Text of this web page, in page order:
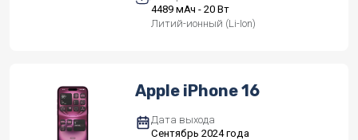
4489 мАч - 20 Вт
Литий-ионный (Li-Ion)
Apple iPhone 16
Дата выхода
Сентябрь 2024 года